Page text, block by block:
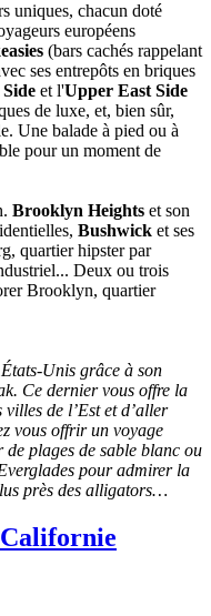
uniques, chacun doté
européens
(bars cachés rappelant
ses entrepôts en briques
et l'Upper East Side
de luxe, et, bien sûr,
Une balade à pied ou à
pour un moment de
Brooklyn Heights et son
Bushwick et ses
quartier hipster par
Deux ou trois
Brooklyn, quartier
Unis grâce à son
Ce dernier vous offre la
de l’Est et d’aller
vous offrir un voyage
plages de sable blanc ou
pour admirer la
près des alligators…